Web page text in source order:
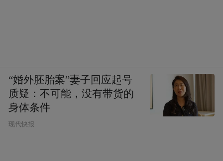
“婚外胚胎案”妻子回应起号
质疑：不可能，没有带货的
身体条件
现代快报